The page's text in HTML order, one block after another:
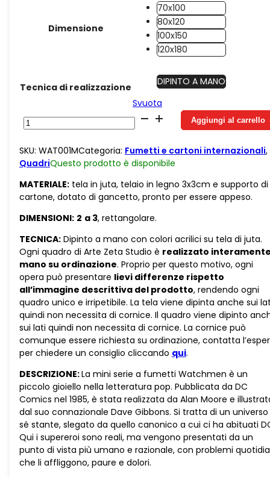
Dimensione
70x100
80x120
100x150
120x180
Tecnica di realizzazione
DIPINTO A MANO
Svuota
Watchmen
quantità
Aggiungi al carrello
SKU: WAT001MCategoria: Fumetti e cartoni internazionali,
QuadriQuesto prodotto è disponibile
MATERIALE: tela in juta, telaio in legno 3x3cm e supporto di
cartone, dotato di gancetto, pronto per essere appeso.
DIMENSIONI: 2 a 3, rettangolare.
TECNICA: Dipinto a mano con colori acrilici su tela di juta.
Ogni quadro di Arte Zeta Studio è realizzato
mano su ordinazione. Proprio per questo motivo, ogni
opera può presentare lievi differenze rispetto
all’immagine descrittiva del prodotto, rendendo ogni
quadro unico e irripetibile. La tela viene dipinta anche sui
quindi non necessita di cornice. Il quadro viene dipinto
sui lati quindi non necessita di cornice. La cornice può
comunque essere richiesta su ordinazione, contatta
per chiedere un consiglio cliccando qui.
DESCRIZIONE:La mini serie a fumetti Watchmen è un
piccolo gioiello nella letteratura pop. Pubblicata da DC
Comics nel 1985, è stata realizzata da Alan Moore e
dal suo connazionale Dave Gibbons. Si tratta di un
sé stante, slegato da quello canonico a cui ci ha abituati
Qui i supereroi sono reali, ma vengono presentati da un
punto di vista più umano e razionale, con problemi
che li affliggono, paure e dolori.